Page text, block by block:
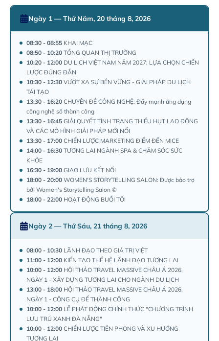
Quản trị nhân sự
Chăm sóc sức khỏe & Spa
Ngày 1 — Thứ Năm, 20 tháng 8, 2026
08:30 - 08:55 KHAI MẠC
08:50 - 10:20 TỔNG QUAN THỊ TRƯỜNG
10:20 - 12:00 DU LỊCH VIỆT NAM NĂM 2027: LỰA CHỌN CHIẾN
LƯỢC ĐÚNG ĐẮN
10:30 - 12:30 VƯỢT XA SỰ BỀN VỮNG - GIẢI PHÁP DU LỊCH
TÁI TẠO
13:30 - 16:20 CHUYÊN ĐỀ CÔNG NGHỆ: Đẩy mạnh ứng dụng
công nghệ số thành công
13:30 - 16:45 GIẢI QUYẾT TÌNH TRẠNG THIẾU HỤT LAO ĐỘNG
VÀ CÁC MÔ HÌNH GIẢI PHÁP MỚI NỔI
13:30 - 17:00 CHIẾN LƯỢC MARKETING ĐIỂM ĐẾN MICE
14:00 - 16:30 TƯƠNG LAI NGÀNH SPA & CHĂM SÓC SỨC
KHỎE
16:30 - 19:00 GIAO LƯU KẾT NỐI
18:00 - 20:00 WOMEN'S STORYTELLING SALON: Được bảo trợ
bởi Women's Storytelling Salon ©
18:00 - 22:00 HOẠT ĐỘNG BUỔI TỐI
Ngày 2 — Thứ Sáu, 21 tháng 8, 2026
08:00 - 10:30 LÃNH ĐẠO THEO GIÁ TRỊ VIỆT
11:00 - 12:00 KIẾN TẠO THẾ HỆ LÃNH ĐẠO TƯƠNG LAI
10:00 - 12:00 HỘI THẢO TRAVEL MASSIVE CHÂU Á 2026,
NGÀY 1 - XÂY DỰNG TƯƠNG LAI CHO NGÀNH DU LỊCH
13:00 - 18:00 HỘI THẢO TRAVEL MASSIVE CHÂU Á 2026,
NGÀY 1 - CÔNG CỤ ĐỂ THÀNH CÔNG
10:00 - 12:00 LỄ PHÁT ĐỘNG CHÍNH THỨC "CHƯƠNG TRÌNH
LƯU TRÚ XANH ĐÀ NẴNG"
10:00 - 12:00 CHIẾN LƯỢC TIÊN PHONG VÀ XU HƯỚNG
TƯƠNG LAI